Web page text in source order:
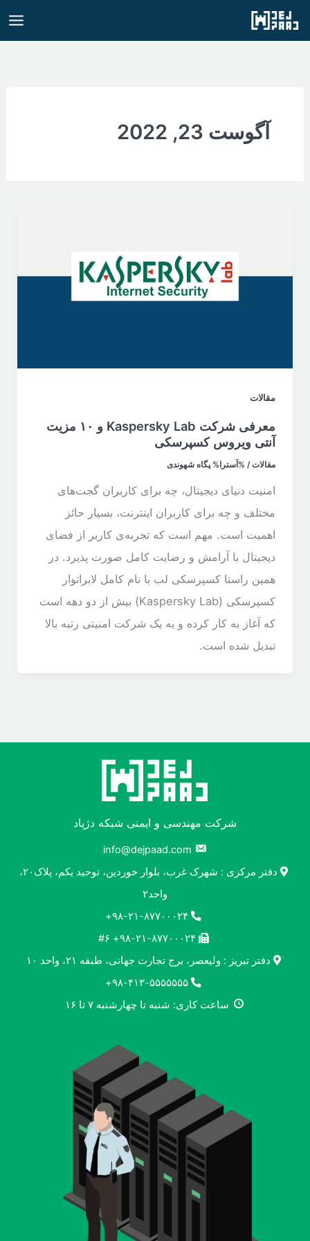
پرش
آگوست 23, 2022
مقالات
معرفی شرکت Kaspersky Lab و ۱۰ مزیت
آنتی ویروس کسپرسکی
مقالات/ %آسترا% پگاه شهوندی
امنیت دنیای دیجیتال، چه برای کاربران گجت‌های
مختلف و چه برای کاربران اینترنت، بسیار حائز
اهمیت است. مهم است که تجربه‌ی کاربر از فضای
دیجیتال با آرامش و رضایت کامل صورت پذیرد. در
همین راستا کسپرسکی لب با نام کامل لابراتوار
کسپرسکی (Kaspersky Lab) بیش از دو دهه است
که آغاز به کار کرده و به یک شرکت امنیتی رتبه بالا
تبدیل شده است.
شرکت مهندسی و ایمنی شبکه دژپاد
info@dejpaad.com
دفتر مرکزی : شهرک غرب، بلوار خوردین، توحید یکم، پلاک۲۰،
واحد۲
دفتر تبریز : ولیعصر، برج تجارت جهانی، طبقه ۲۱، واحد ۱۰
ساعت کاری: شنبه تا چهارشنبه ۷ تا ۱۶